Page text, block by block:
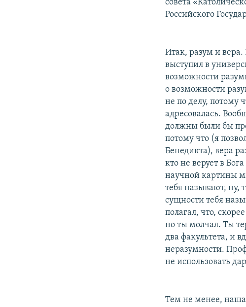
совета
Российского
Итак, разум и вера.
выступил в
возможности
о возможности
не по делу, потому
адресовалась.
должны были бы
потому что (я
Бенедикта), вера
кто не верует в
научной картины
тебя называют, ну,
сущности тебя
полагал, что,
но ты молчал. Ты
два факультета, и
неразумности.
не использовать
Тем не менее,